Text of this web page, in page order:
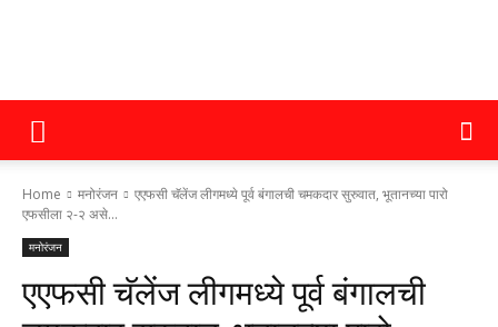
क्राइम
महाराष्ट्र
Home मनोरंजन
एएफसी चॅलेंज लीगमध्ये पूर्व बंगालची चमकदार सुरुवात, भूतानच्या पारो
एफसीला २-२ असे...
मनोरंजन
एएफसी चॅलेंज लीगमध्ये पूर्व बंगालची